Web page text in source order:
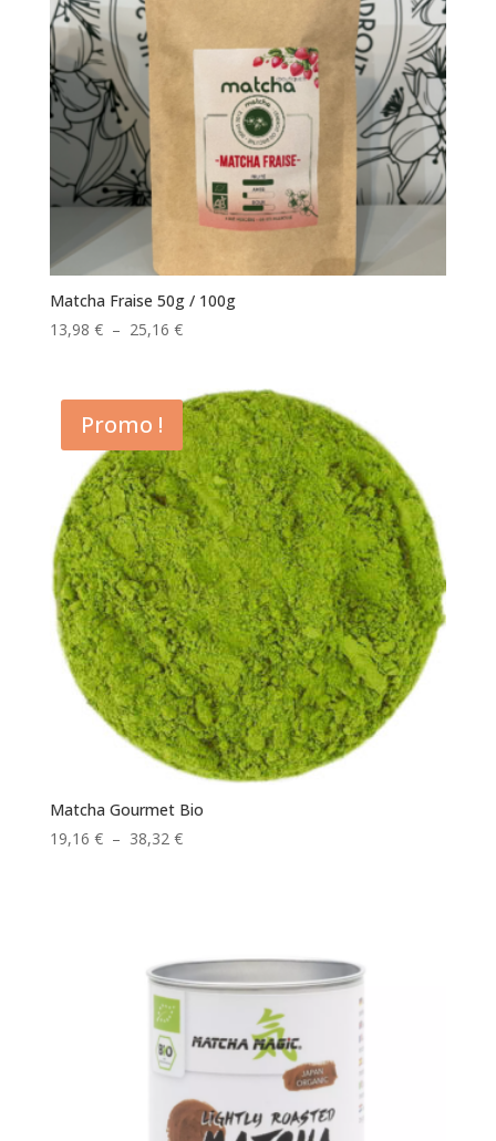
Matcha Fraise 50g / 100g
13,98 € – 25,16 €Plage
13,98 €
à
25,16 €
Promo !
Matcha Gourmet Bio
19,16 € – 38,32 €Plage
38,32 €